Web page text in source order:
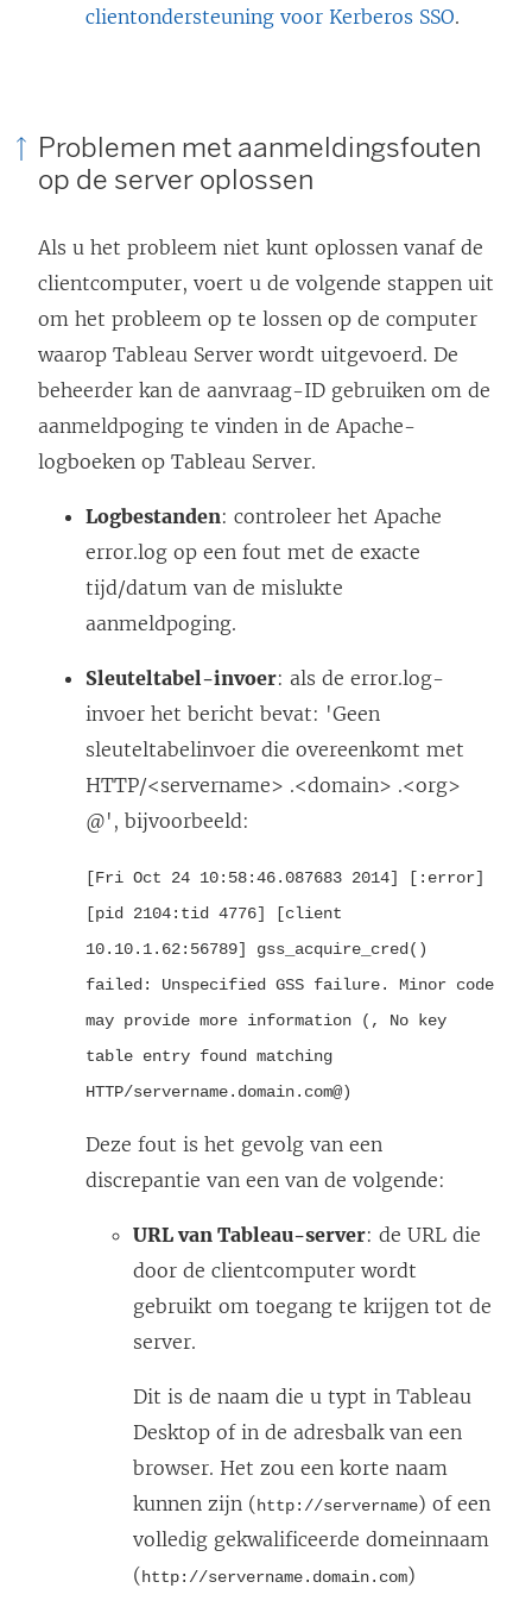
clientondersteuning voor Kerberos SSO.
Problemen met aanmeldingsfouten
op de server oplossen
Als u het probleem niet kunt oplossen vanaf de
clientcomputer, voert u de volgende stappen uit
om het probleem op te lossen op de computer
waarop Tableau Server wordt uitgevoerd. De
beheerder kan de aanvraag-ID gebruiken om de
aanmeldpoging te vinden in de Apache-
logboeken op Tableau Server.
Logbestanden: controleer het Apache
error.log op een fout met de exacte
tijd/datum van de mislukte
aanmeldpoging.
Sleuteltabel-invoer: als de error.log-
invoer het bericht bevat: 'Geen
sleuteltabelinvoer die overeenkomt met
HTTP/<servername> .<domain> .<org>
@', bijvoorbeeld:
[Fri Oct 24 10:58:46.087683 2014] [:error]
[pid 2104:tid 4776] [client
10.10.1.62:56789] gss_acquire_cred()
failed: Unspecified GSS failure. Minor code
may provide more information (, No key
table entry found matching
HTTP/servername.domain.com@)
Deze fout is het gevolg van een
discrepantie van een van de volgende:
URL van Tableau-server: de URL die
door de clientcomputer wordt
gebruikt om toegang te krijgen tot de
server.
Dit is de naam die u typt in Tableau
Desktop of in de adresbalk van een
browser. Het zou een korte naam
kunnen zijn (http://servername) of een
volledig gekwalificeerde domeinnaam
(http://servername.domain.com)